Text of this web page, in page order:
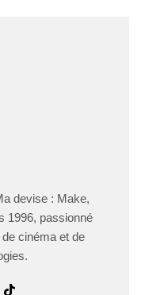
devise : Make,
1996, passionné
cinéma et de